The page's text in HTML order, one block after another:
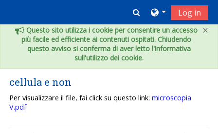
×
Questo sito utilizza i cookie per consentire un accesso
più facile ed efficiente ai contenuti ospitati. Chiudendo
questo avviso si conferma di aver letto l'informativa
sull'utilizzo dei cookie.
Toggle search
Log in
cellula e non
Per visualizzare il file, fai click su questo link:microscopia
V.pdf